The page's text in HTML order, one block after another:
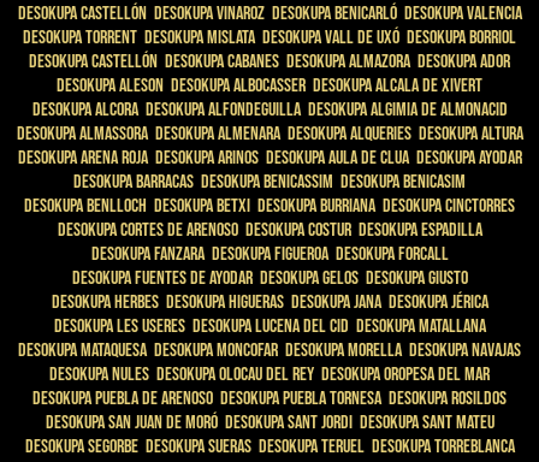
Desokupa Castellón Desokupa Vinaroz Desokupa Benicarló Desokupa Valencia
Desokupa Torrent Desokupa Mislata Desokupa Vall De Uxó Desokupa Borriol
Desokupa Castellón Desokupa Cabanes Desokupa Almazora Desokupa Ador
Desokupa Aleson Desokupa Albocasser Desokupa Alcala De Xivert
Desokupa Alcora Desokupa Alfondeguilla Desokupa Algimia De Almonacid
Desokupa Almassora Desokupa Almenara Desokupa Alqueries Desokupa Altura
Desokupa Arena Roja Desokupa Arinos Desokupa Aula De Clua Desokupa Ayodar
Desokupa Barracas Desokupa Benicassim Desokupa Benicasim
Desokupa Benlloch Desokupa Betxi Desokupa Burriana Desokupa Cinctorres
Desokupa Cortes De Arenoso Desokupa Costur Desokupa Espadilla
Desokupa Fanzara Desokupa Figueroa Desokupa Forcall
Desokupa Fuentes De Ayodar Desokupa Gelos Desokupa Giusto
Desokupa Herbes Desokupa Higueras Desokupa Jana Desokupa Jérica
Desokupa Les Useres Desokupa Lucena Del Cid Desokupa Matallana
Desokupa Mataquesa Desokupa Moncofar Desokupa Morella Desokupa Navajas
Desokupa Nules Desokupa Olocau Del Rey Desokupa Oropesa Del Mar
Desokupa Puebla De Arenoso Desokupa Puebla Tornesa Desokupa Rosildos
Desokupa San Juan De Moró Desokupa Sant Jordi Desokupa Sant Mateu
Desokupa Segorbe Desokupa Sueras Desokupa Teruel Desokupa Torreblanca